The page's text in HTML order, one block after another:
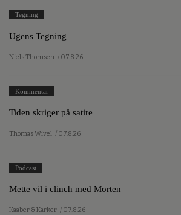
Tegning
Ugens Tegning
Niels Thomsen / 07.8.26
Kommentar
Tiden skriger på satire
Thomas Wivel / 07.8.26
Podcast
Mette vil i clinch med Morten
Kaaber & Karker / 07.8.26